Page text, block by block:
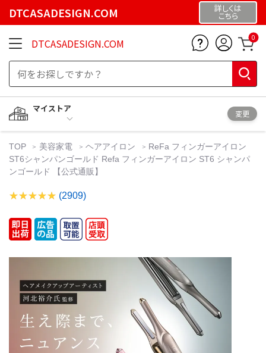
DTCASADESIGN.COM 詳しくは
こちら
DTCASADESIGN.COM 0
マイストア
変更
TOP 美容家電 ヘアアイロン
ReFa フィンガーアイロン
ST6シャンパンゴールド Refa フィンガーアイロン ST6 シャンパ
ンゴールド 【公式通販】
(2909)